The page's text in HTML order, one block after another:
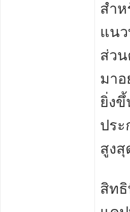
สำ
แน
ส่ว
มา
ยิ่งขึ้
ประ
สูงสุ
สิท